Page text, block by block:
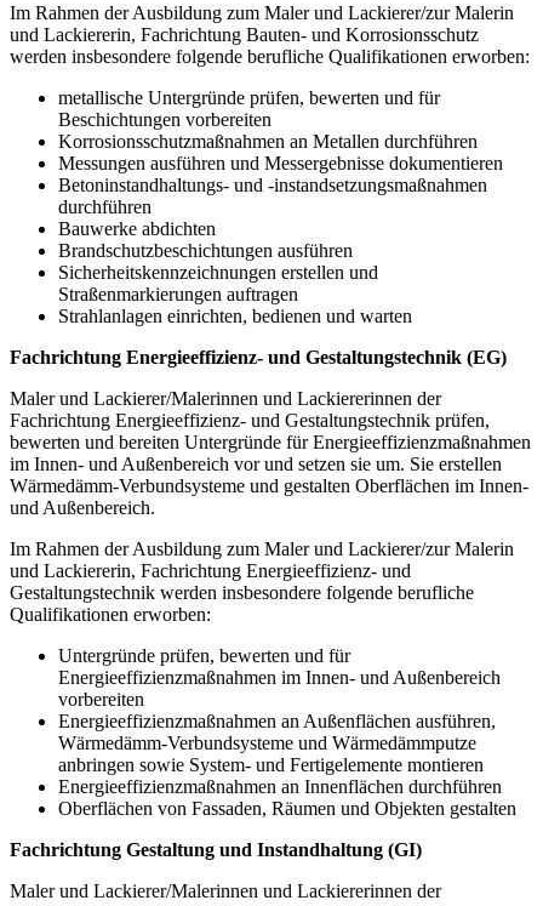
Im Rahmen der Ausbildung zum Maler und Lackierer/zur Malerin
und Lackiererin, Fachrichtung Bauten- und Korrosionsschutz
werden insbesondere folgende berufliche Qualifikationen erworben:
metallische Untergründe prüfen, bewerten und für
Beschichtungen vorbereiten
Korrosionsschutzmaßnahmen an Metallen durchführen
Messungen ausführen und Messergebnisse dokumentieren
Betoninstandhaltungs- und -instandsetzungsmaßnahmen
durchführen
Bauwerke abdichten
Brandschutzbeschichtungen ausführen
Sicherheitskennzeichnungen erstellen und
Straßenmarkierungen auftragen
Strahlanlagen einrichten, bedienen und warten
Fachrichtung Energieeffizienz- und Gestaltungstechnik (EG)
Maler und Lackierer/Malerinnen und Lackiererinnen der
Fachrichtung Energieeffizienz- und Gestaltungstechnik prüfen,
bewerten und bereiten Untergründe für Energieeffizienzmaßnahmen
im Innen- und Außenbereich vor und setzen sie um. Sie erstellen
Wärmedämm-Verbundsysteme und gestalten Oberflächen im Innen-
und Außenbereich.
Im Rahmen der Ausbildung zum Maler und Lackierer/zur Malerin
und Lackiererin, Fachrichtung Energieeffizienz- und
Gestaltungstechnik werden insbesondere folgende berufliche
Qualifikationen erworben:
Untergründe prüfen, bewerten und für
Energieeffizienzmaßnahmen im Innen- und Außenbereich
vorbereiten
Energieeffizienzmaßnahmen an Außenflächen ausführen,
Wärmedämm-Verbund­sys­teme und Wärmedämmputze
anbringen sowie System- und Fertigelemente montieren
Energieeffizienzmaßnahmen an Innenflächen durchführen
Oberflächen von Fassaden, Räumen und Objekten gestalten
Fachrichtung Gestaltung und Instandhaltung (GI)
Maler und Lackierer/Malerinnen und Lackiererinnen der